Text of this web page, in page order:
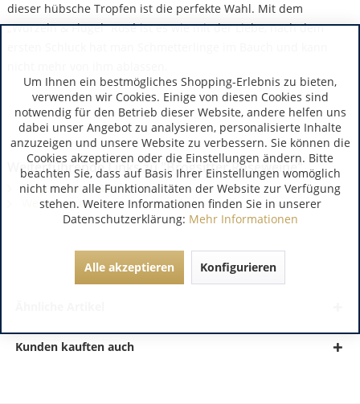
dieser hübsche Tropfen ist die perfekte Wahl. Mit dem
„Wurzeln & Flügel“ Rosé ist es wie mit der Liebe, nach dem
Weiterführende Links zu "Brogsitter Roséweine"
Fragen zum Artikel?
Weitere Artikel von Probierpaket
Kunden kauften auch
Um Ihnen ein bestmögliches Shopping-Erlebnis zu bieten,
verwenden wir Cookies. Einige von diesen Cookies sind
notwendig für den Betrieb dieser Website, andere helfen uns
dabei unser Angebot zu analysieren, personalisierte Inhalte
anzuzeigen und unsere Website zu verbessern. Sie können die
Cookies akzeptieren oder die Einstellungen ändern. Bitte
beachten Sie, dass auf Basis Ihrer Einstellungen womöglich
nicht mehr alle Funktionalitäten der Website zur Verfügung
stehen. Weitere Informationen finden Sie in unserer
Datenschutzerklärung: Mehr Informationen
Alle akzeptieren Konfigurieren